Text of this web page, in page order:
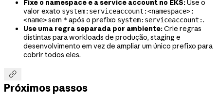
Fixe o namespace e a service account no EKS:Use o
valor exato system:serviceaccount:<namespace>:
<name>sem *após o prefixo system:serviceaccount:.
Use uma regra separada por ambiente:Crie regras
distintas para workloads de produção, staging e
desenvolvimento em vez de ampliar um único prefixo para
cobrir todos eles.

Próximos passos